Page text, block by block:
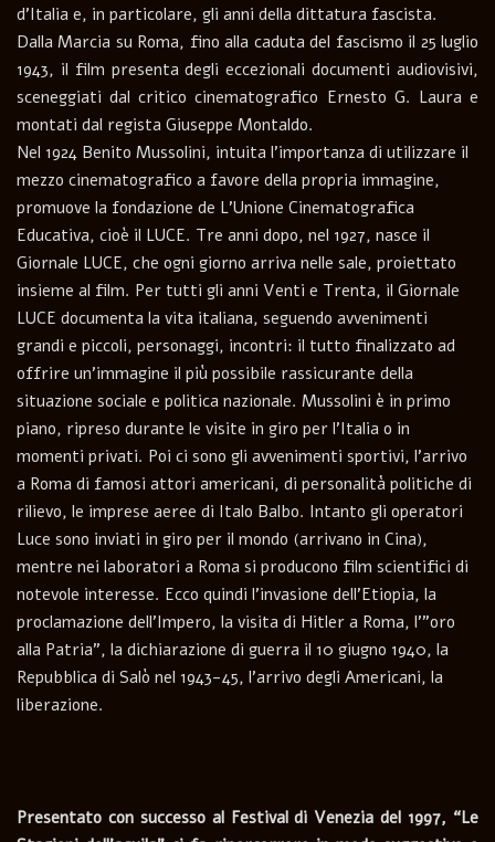
d’Italia e, in particolare, gli anni della dittatura fascista.
Dalla Marcia su Roma, fino alla caduta del fascismo il 25 luglio
1943, il film presenta degli eccezionali documenti audiovisivi,
sceneggiati dal critico cinematografico Ernesto G. Laura e
montati dal regista Giuseppe Montaldo.
Nel 1924 Benito Mussolini, intuita l’importanza di utilizzare il
mezzo cinematografico a favore della propria immagine,
promuove la fondazione de L’Unione Cinematografica
Educativa, cioè il LUCE. Tre anni dopo, nel 1927, nasce il
Giornale LUCE, che ogni giorno arriva nelle sale, proiettato
insieme al film. Per tutti gli anni Venti e Trenta, il Giornale
LUCE documenta la vita italiana, seguendo avvenimenti
grandi e piccoli, personaggi, incontri: il tutto finalizzato ad
offrire un’immagine il più possibile rassicurante della
situazione sociale e politica nazionale. Mussolini è in primo
piano, ripreso durante le visite in giro per l’Italia o in
momenti privati. Poi ci sono gli avvenimenti sportivi, l’arrivo
a Roma di famosi attori americani, di personalità politiche di
rilievo, le imprese aeree di Italo Balbo. Intanto gli operatori
Luce sono inviati in giro per il mondo (arrivano in Cina),
mentre nei laboratori a Roma si producono film scientifici di
notevole interesse. Ecco quindi l’invasione dell’Etiopia, la
proclamazione dell’Impero, la visita di Hitler a Roma, l'”oro
alla Patria”, la dichiarazione di guerra il 10 giugno 1940, la
Repubblica di Salò nel 1943-45, l’arrivo degli Americani, la
liberazione.
Presentato con successo al Festival di Venezia del 1997, “Le